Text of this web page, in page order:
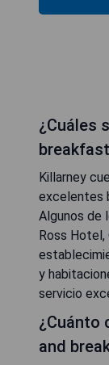
¿Cuáles
Killarney
excelentes
Algunos de
Ross Hotel,
y
servicio
¿Cuánto
and